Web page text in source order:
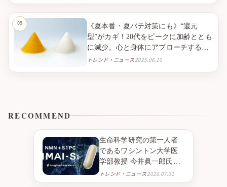
《夏本番・夏バテ対策にも》“還元
型”がカギ！20代をピークに加齢ととも
に減少。心と身体にアプローチする
「還元型コエンザイムQ10」で、毎日
トレンド・ニュース2025.06.10
RECOMMEND
生命科学研究の第一人者
であるワシントン大学医
学部教授 今井眞一郎氏の
新たな挑戦 NMNとニンニ
ク由来成分S1PC※１を組
トレンド・ニュース 2026.07.31